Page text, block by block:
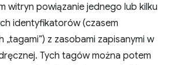
witryn powiązanie jednego lub kilku
identyfikatorów (czasem
„tagami”) z zasobami zapisanymi w
Tych tagów można potem